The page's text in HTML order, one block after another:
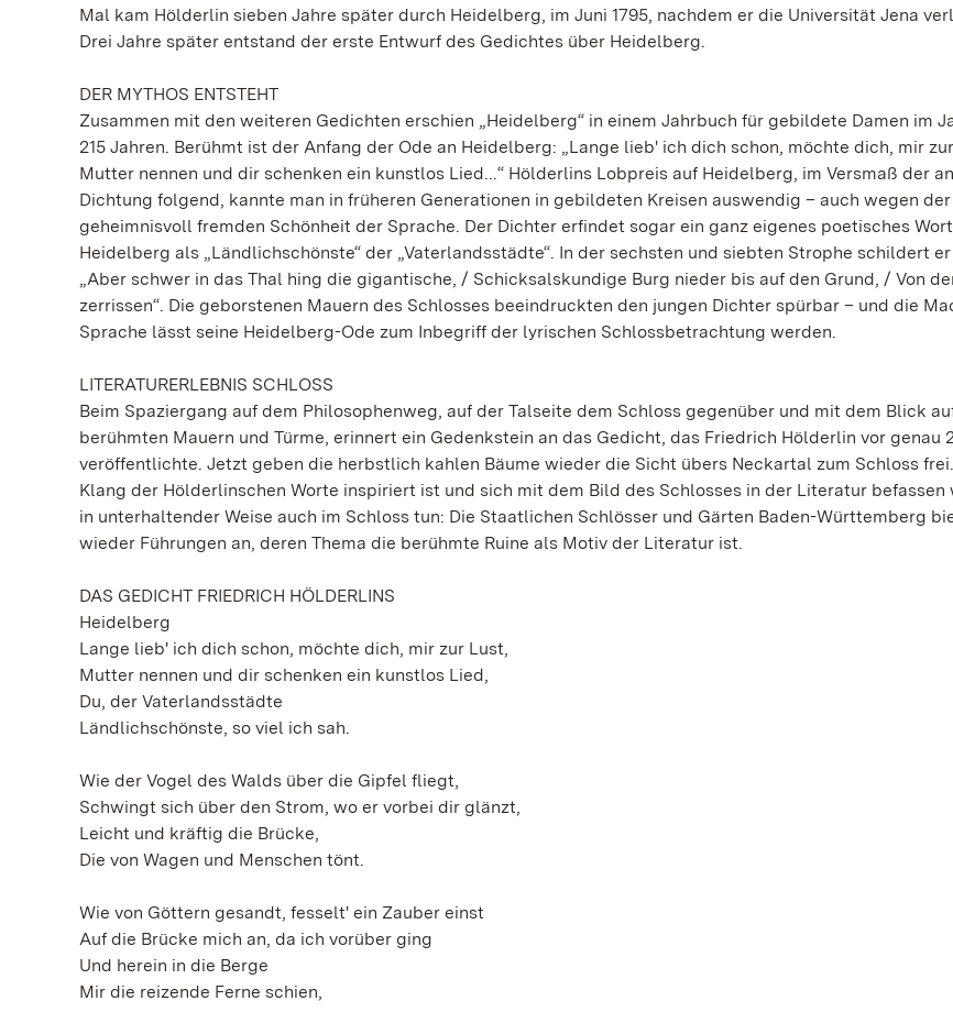
Mal kam Hölderlin sieben Jahre später durch Heidelberg, im Juni 1795, nachdem er die Universität Jena
Drei Jahre später entstand der erste Entwurf des Gedichtes über Heidelberg.
DER MYTHOS ENTSTEHT
Zusammen mit den weiteren Gedichten erschien „Heidelberg“ in einem Jahrbuch für gebildete Damen im
215 Jahren. Berühmt ist der Anfang der Ode an Heidelberg: „Lange lieb' ich dich schon, möchte dich, mir
Mutter nennen und dir schenken ein kunstlos Lied...“ Hölderlins Lobpreis auf Heidelberg, im Versmaß der
Dichtung folgend, kannte man in früheren Generationen in gebildeten Kreisen auswendig – auch wegen der
geheimnisvoll fremden Schönheit der Sprache. Der Dichter erfindet sogar ein ganz eigenes poetisches
Heidelberg als „Ländlichschönste“ der „Vaterlandsstädte“. In der sechsten und siebten Strophe schildert
„Aber schwer in das Thal hing die gigantische, / Schicksalskundige Burg nieder bis auf den Grund, / Von
zerrissen“. Die geborstenen Mauern des Schlosses beeindruckten den jungen Dichter spürbar – und die
Sprache lässt seine Heidelberg-Ode zum Inbegriff der lyrischen Schlossbetrachtung werden.
LITERATURERLEBNIS SCHLOSS
Beim Spaziergang auf dem Philosophenweg, auf der Talseite dem Schloss gegenüber und mit dem Blick
berühmten Mauern und Türme, erinnert ein Gedenkstein an das Gedicht, das Friedrich Hölderlin vor genau
veröffentlichte. Jetzt geben die herbstlich kahlen Bäume wieder die Sicht übers Neckartal zum Schloss
Klang der Hölderlinschen Worte inspiriert ist und sich mit dem Bild des Schlosses in der Literatur befassen
in unterhaltender Weise auch im Schloss tun: Die Staatlichen Schlösser und Gärten Baden-Württemberg
wieder Führungen an, deren Thema die berühmte Ruine als Motiv der Literatur ist.
DAS GEDICHT FRIEDRICH HÖLDERLINS
Heidelberg
Lange lieb' ich dich schon, möchte dich, mir zur Lust,
Mutter nennen und dir schenken ein kunstlos Lied,
Du, der Vaterlandsstädte
Ländlichschönste, so viel ich sah.
Wie der Vogel des Walds über die Gipfel fliegt,
Schwingt sich über den Strom, wo er vorbei dir glänzt,
Leicht und kräftig die Brücke,
Die von Wagen und Menschen tönt.
Wie von Göttern gesandt, fesselt' ein Zauber einst
Auf die Brücke mich an, da ich vorüber ging
Und herein in die Berge
Mir die reizende Ferne schien,